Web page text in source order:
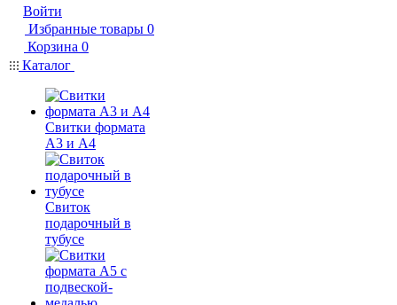
Войти
Избранные товары 0
Корзина 0
Каталог
Свитки формата
А3 и А4
Свиток
подарочный в
тубусе